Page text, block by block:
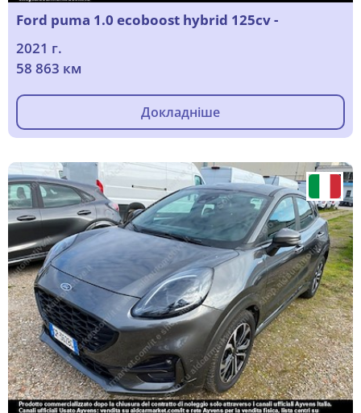
Ford puma 1.0 ecoboost hybrid 125cv -
2021 г.
58 863 км
Докладніше